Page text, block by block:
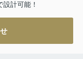
計可能！